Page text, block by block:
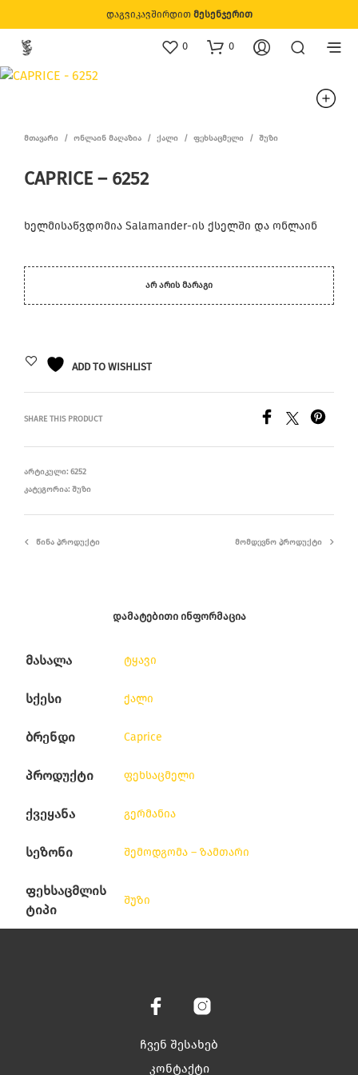
დაგვიკავშირდით მესენჯერით
0 0
ᲛᲗᲐᲕᲐᲠᲘ / ᲝᲜᲚᲐᲘᲜ ᲛᲐᲦᲐᲖᲘᲐ / ᲥᲐᲚᲘ / ᲤᲔᲮᲡᲐᲪᲛᲔᲚᲘ / ᲨᲣᲖᲘ
CAPRICE – 6252
ხელმისაწვდომია Salamander-ის ქსელში და ონლაინ
ᲐᲠ ᲐᲠᲘᲡ ᲛᲐᲠᲐᲒᲘ
ADD TO WISHLIST
SHARE THIS PRODUCT
ᲐᲠᲢᲘᲙᲣᲚᲘ: 6252
ᲙᲐᲢᲔᲒᲝᲠᲘᲐ: ᲨᲣᲖᲘ
ᲬᲘᲜᲐ ᲞᲠᲝᲓᲣᲥᲢᲘ ᲛᲝᲛᲓᲔᲕᲜᲝ ᲞᲠᲝᲓᲣᲥᲢᲘ
ᲓᲐᲛᲐᲢᲔᲑᲘᲗᲘ ᲘᲜᲤᲝᲠᲛᲐᲪᲘᲐ
მასალა ტყავი
სქესი ქალი
ბრენდი Caprice
პროდუქტი ფეხსაცმელი
ქვეყანა გერმანია
სეზონი შემოდგომა – ზამთარი
ფეხსაცმლის
ტიპი
შუზი
ჩვენ შესახებ
კონტაქტი